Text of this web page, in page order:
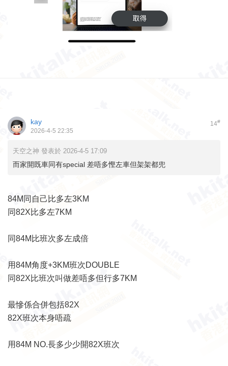
14#
kay
2026-4-5 22:35
天空之神 發表於 2026-4-5 17:09
而家開既車同有special 差唔多慳左車但架架都兜
84M同自己比多左3KM
同82X比多左7KM
同84M比班次多左成倍
用84M角度+3KM班次DOUBLE
同82X比班次叫做差唔多但行多7KM
最慘係合併包括82X
82X班次本身唔疏
用84M NO.長多少少開82X班次